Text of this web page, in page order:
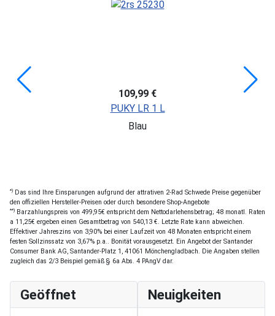
109,99 €
PUKY LR 1 L
Blau
*) Das sind Ihre Einsparungen aufgrund der attrativen 2-Rad Schwede Preise gegenüber
den offiziellen Hersteller-Preisen oder durch besondere Shop-Angebote
**) Barzahlungspreis von 499,95€ entspricht dem Nettodarlehensbetrag; 48 monatl. Raten
a 11,25€ ergeben einen Gesamtbetrag von 540,13 €. Letzte Rate kann abweichen.
Effektiver Jahreszins von 3,90% bei einer Laufzeit von 48 Monaten entspricht einem
festen Sollzinssatz von 3,67% p.a.. Bonität vorausgesetzt. Ein Angebot der Santander
Consumer Bank AG, Santander-Platz 1, 41061 Mönchengladbach. Die Angaben stellen
zugleich das 2/3 Beispiel gemäß § 6a Abs. 4 PAngV dar.
Geöffnet Neuigkeiten